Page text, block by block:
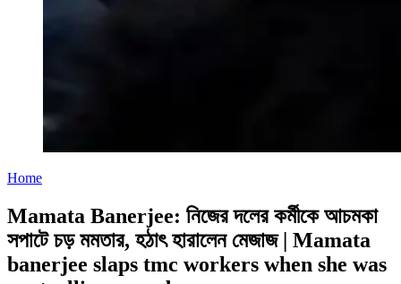
Home
Mamata Banerjee: নিজের দলের কর্মীকে আচমকা
সপাটে চড় মমতার, হঠাৎ হারালেন মেজাজ | Mamata
banerjee slaps tmc workers when she was